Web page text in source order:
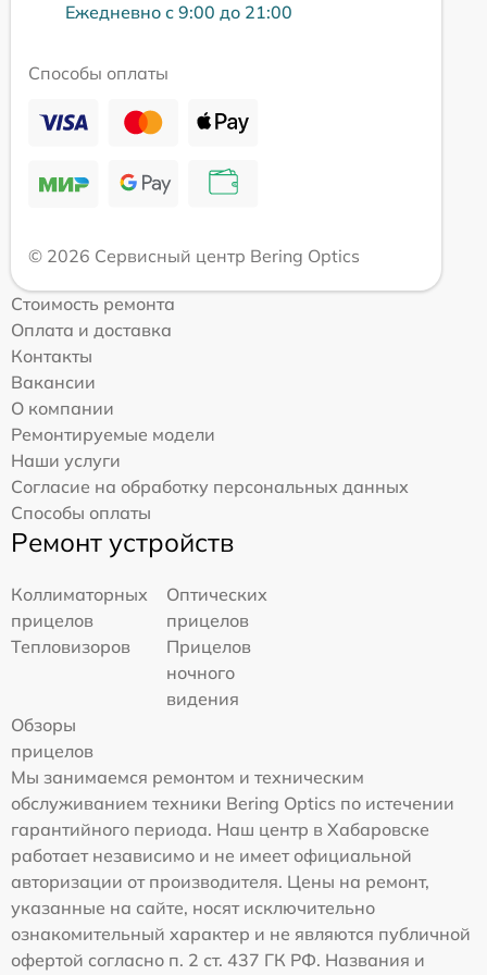
Ежедневно с 9:00 до 21:00
Способы оплаты
© 2026 Сервисный центр Bering Optics
Стоимость ремонта
Оплата и доставка
Контакты
Вакансии
О компании
Ремонтируемые модели
Наши услуги
Согласие на обработку персональных данных
Способы оплаты
Ремонт устройств
Коллиматорных
прицелов
Оптических
прицелов
Тепловизоров
Прицелов
ночного
видения
Обзоры
прицелов
Мы занимаемся ремонтом и техническим
обслуживанием техники Bering Optics по истечении
гарантийного периода. Наш центр в Хабаровске
работает независимо и не имеет официальной
авторизации от производителя. Цены на ремонт,
указанные на сайте, носят исключительно
ознакомительный характер и не являются публичной
офертой согласно п. 2 ст. 437 ГК РФ. Названия и